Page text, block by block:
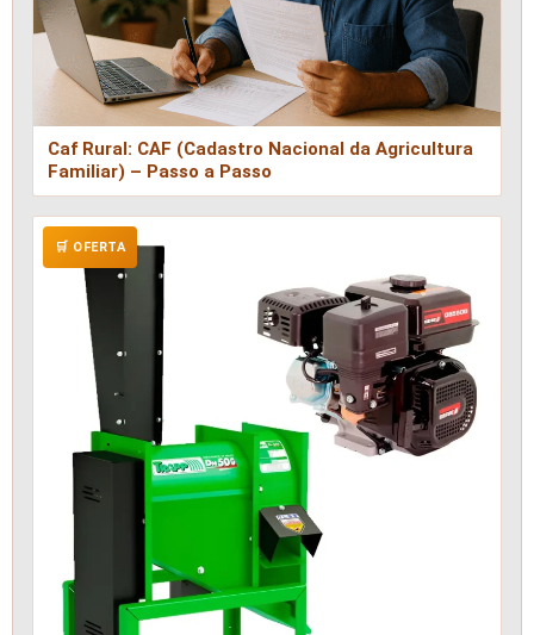
Caf Rural: CAF (Cadastro Nacional da Agricultura
Familiar) – Passo a Passo
🛒 OFERTA